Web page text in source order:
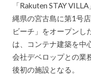
「Rakuten STAY
縄県の宮古島に第1号
ビーチ」をオープンし
は、コンテナ建築を中
会社デベロップとの業
後初の施設となる。